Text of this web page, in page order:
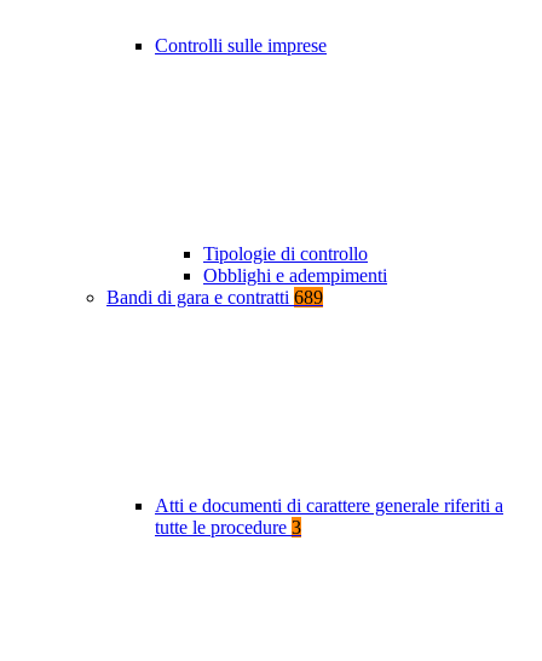
Controlli sulle imprese
Tipologie di controllo
Obblighi e adempimenti
Bandi di gara e contratti 689
Atti e documenti di carattere generale riferiti a
tutte le procedure 3